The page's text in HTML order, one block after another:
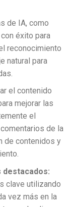
de IA, como
éxito para
reconocimiento
natural para
el contenido
mejorar las
el
de la
de contenidos y
destacados:
clave utilizando
vez más en la